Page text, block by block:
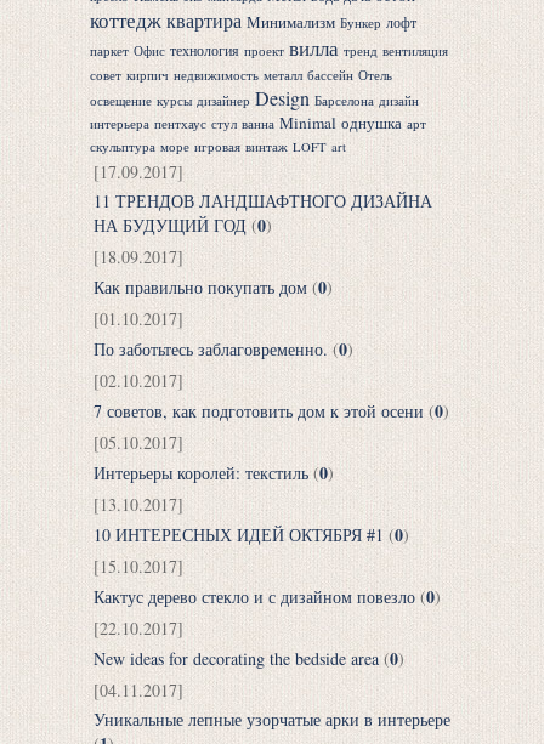
коттеджквартира Минимализм Бункер лофт
паркет Офис технология проект вилла тренд вентиляция
совет кирпич недвижимость металл бассейн Отель
освещение курсы дизайнер Design Барселона дизайн
интерьера пентхаус стул ванна Minimal однушка арт
скульптура море игровая винтаж LOFT art
[17.09.2017]
11 ТРЕНДОВ ЛАНДШАФТНОГО ДИЗАЙНА
НА БУДУЩИЙ ГОД (0)
[18.09.2017]
Как правильно покупать дом (0)
[01.10.2017]
По заботьтесь заблаговременно. (0)
[02.10.2017]
7 советов, как подготовить дом к этой осени (0)
[05.10.2017]
Интерьеры королей: текстиль (0)
[13.10.2017]
10 ИНТЕРЕСНЫХ ИДЕЙ ОКТЯБРЯ #1 (0)
[15.10.2017]
Кактус дерево стекло и с дизайном повезло (0)
[22.10.2017]
New ideas for decorating the bedside area (0)
[04.11.2017]
Уникальные лепные узорчатые арки в интерьере